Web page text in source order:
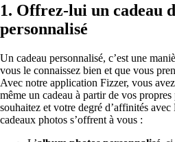
1. Offrez-lui un cadeau
personnalisé
Un cadeau personnalisé, c’est une
vous le connaissez bien et que vous
Avec notre application Fizzer, vous
même un cadeau à partir de vos
souhaitez et votre degré d’affinités
cadeaux photos s’offrent à vous :